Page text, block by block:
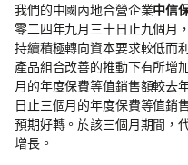
我們的中國內地合營企業中信
零二四年九月三十日止九個月
持續積極轉向資本要求較低而
產品組合改善的推動下有所增
月的年度保費等值銷售額較去
日止三個月的年度保費等值銷
預期好轉。於該三個月期間，
增長。